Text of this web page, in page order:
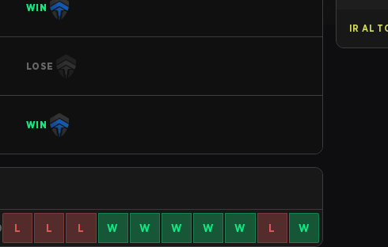
WIN
LOSE
WIN
L L L W W W W W L W
IR AL